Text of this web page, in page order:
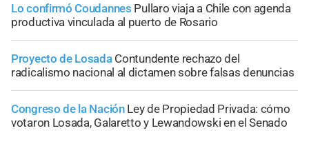
Lo confirmó Coudannes Pullaro viaja a Chile con agenda
productiva vinculada al puerto de Rosario
Proyecto de Losada Contundente rechazo del
radicalismo nacional al dictamen sobre falsas denuncias
Congreso de la Nación Ley de Propiedad Privada: cómo
votaron Losada, Galaretto y Lewandowski en el Senado